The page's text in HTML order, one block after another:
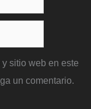
sitio web en este
un comentario.